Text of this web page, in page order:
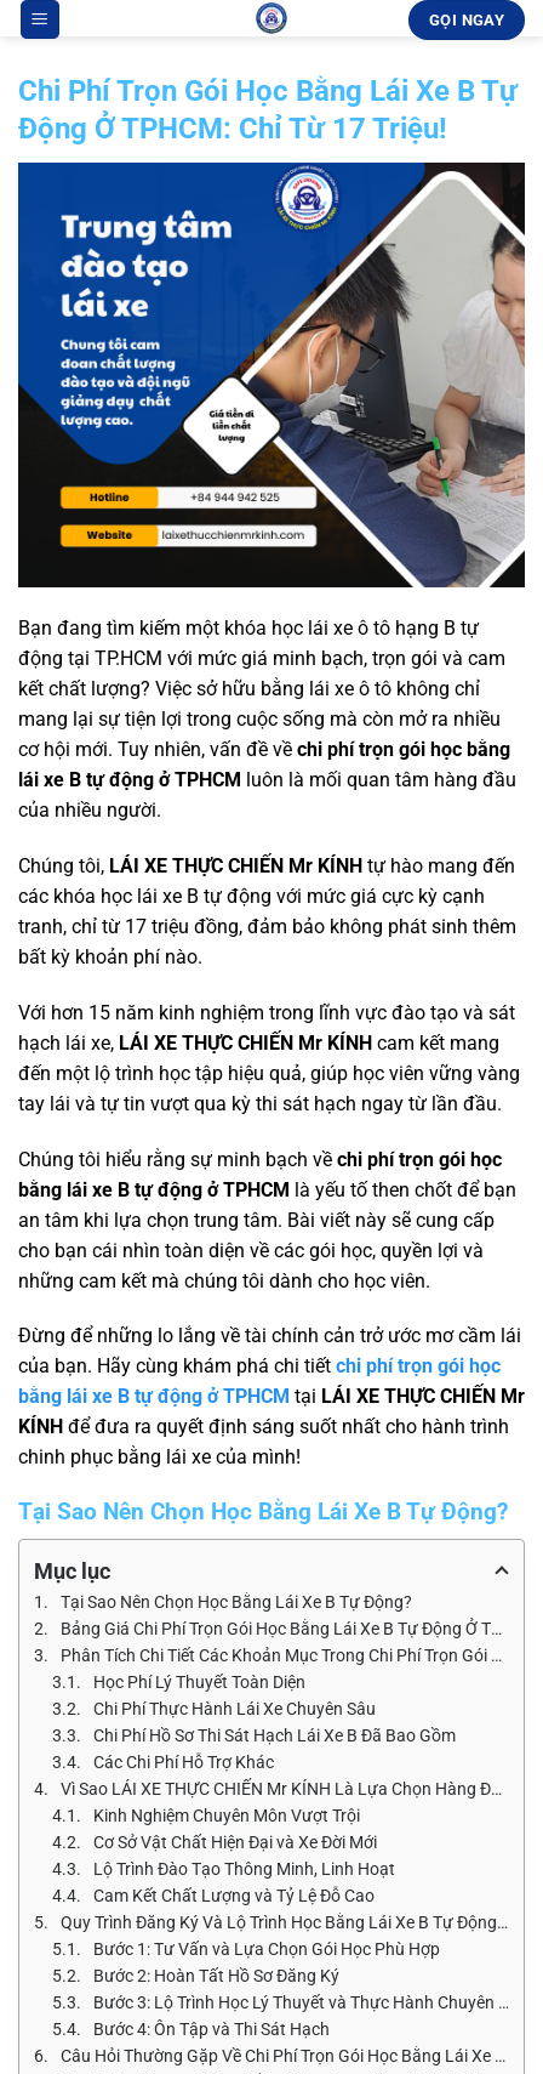
qua
nội
dung
GỌI NGAY
Chi Phí Trọn Gói Học Bằng Lái Xe B Tự
Động Ở TPHCM: Chỉ Từ 17 Triệu!
Bạn đang tìm kiếm một khóa học lái xe ô tô hạng B tự
động tại TP.HCM với mức giá minh bạch, trọn gói và cam
kết chất lượng? Việc sở hữu bằng lái xe ô tô không chỉ
mang lại sự tiện lợi trong cuộc sống mà còn mở ra nhiều
cơ hội mới. Tuy nhiên, vấn đề về chi phí trọn gói học bằng
lái xe B tự động ở TPHCM
luôn là mối quan tâm hàng đầu
của nhiều người.
Chúng tôi, LÁI XE THỰC CHIẾN Mr KÍNH tự hào mang đến
các khóa học lái xe B tự động với mức giá cực kỳ cạnh
tranh, chỉ từ 17 triệu đồng, đảm bảo không phát sinh thêm
bất kỳ khoản phí nào.
Với hơn 15 năm kinh nghiệm trong lĩnh vực đào tạo và sát
hạch lái xe, LÁI XE THỰC CHIẾN Mr KÍNH cam kết mang
đến một lộ trình học tập hiệu quả, giúp học viên vững vàng
tay lái và tự tin vượt qua kỳ thi sát hạch ngay từ lần đầu.
Chúng tôi hiểu rằng sự minh bạch về chi phí trọn gói học
bằng lái xe B tự động ở TPHCM là yếu tố then chốt để bạn
an tâm khi lựa chọn trung tâm. Bài viết này sẽ cung cấp
cho bạn cái nhìn toàn diện về các gói học, quyền lợi và
những cam kết mà chúng tôi dành cho học viên.
Đừng để những lo lắng về tài chính cản trở ước mơ cầm lái
của bạn. Hãy cùng khám phá chi tiết chi phí trọn gói học
bằng lái xe B tự động ở TPHCM tại LÁI XE THỰC CHIẾN Mr
KÍNH để đưa ra quyết định sáng suốt nhất cho hành trình
chinh phục bằng lái xe của mình!
Tại Sao Nên Chọn Học Bằng Lái Xe B Tự Động?
Mục lục
Tại Sao Nên Chọn Học Bằng Lái Xe B Tự Động?
Bảng Giá Chi Phí Trọn Gói Học Bằng Lái Xe B Tự Động Ở TPHCM Mới Nhất
Phân Tích Chi Tiết Các Khoản Mục Trong Chi Phí Trọn Gói Học Bằng Lái Xe B Tự Động Ở TPHCM
Học Phí Lý Thuyết Toàn Diện
Chi Phí Thực Hành Lái Xe Chuyên Sâu
Chi Phí Hồ Sơ Thi Sát Hạch Lái Xe B Đã Bao Gồm
Các Chi Phí Hỗ Trợ Khác
Vì Sao LÁI XE THỰC CHIẾN Mr KÍNH Là Lựa Chọn Hàng Đầu Cho Khóa Học Lái Xe B Tự Động?
Kinh Nghiệm Chuyên Môn Vượt Trội
Cơ Sở Vật Chất Hiện Đại và Xe Đời Mới
Lộ Trình Đào Tạo Thông Minh, Linh Hoạt
Cam Kết Chất Lượng và Tỷ Lệ Đỗ Cao
Quy Trình Đăng Ký Và Lộ Trình Học Bằng Lái Xe B Tự Động Tại Mr KÍNH
Bước 1: Tư Vấn và Lựa Chọn Gói Học Phù Hợp
Bước 2: Hoàn Tất Hồ Sơ Đăng Ký
Bước 3: Lộ Trình Học Lý Thuyết và Thực Hành Chuyên Nghiệp
Bước 4: Ôn Tập và Thi Sát Hạch
Câu Hỏi Thường Gặp Về Chi Phí Trọn Gói Học Bằng Lái Xe B Tự Động Ở TPHCM